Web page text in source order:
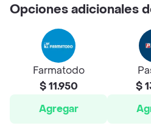
Opciones adicionales
Farmatodo
$ 11.950
Agregar
$